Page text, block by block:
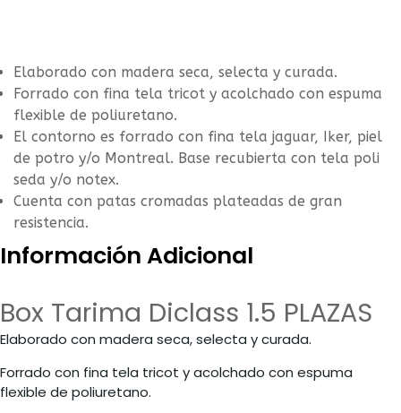
Elaborado con madera seca, selecta y curada.
Forrado con fina tela tricot y acolchado con espuma
flexible de poliuretano.
El contorno es forrado con fina tela jaguar, Iker, piel
de potro y/o Montreal. Base recubierta con tela poli
seda y/o notex.
Cuenta con patas cromadas plateadas de gran
resistencia.
Información Adicional
Box Tarima Diclass 1.5 PLAZAS
Elaborado con madera seca, selecta y curada.
Forrado con fina tela tricot y acolchado con espuma
flexible de poliuretano.